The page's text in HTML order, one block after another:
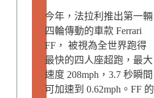
今年，法拉利推出第一輛
四輪傳動的車款 Ferrari
FF， 被視為全世界跑得
最快的四人座超跑，最大
速度 208mph，3.7 秒瞬間
可加速到 0.62mph。FF 的